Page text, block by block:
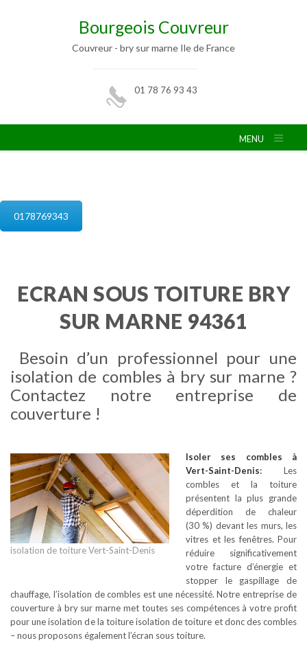
Bourgeois Couvreur
Couvreur - bry sur marne Ile de France
01 78 76 93 43
MENU
0178769343
ECRAN SOUS TOITURE BRY
SUR MARNE 94361
Besoin d’un professionnel pour une
isolation de combles à bry sur marne ?
Contactez notre entreprise de
couverture !
isolation de toiture Vert-Saint-Denis
Isoler ses combles à
Vert-Saint-Denis: Les
combles et la toiture
présentent la plus grande
déperdition de chaleur
(30 %) devant les murs, les
vitres et les fenêtres. Pour
réduire significativement
votre facture d’énergie et
stopper le gaspillage de
chauffage, l’isolation de combles est une nécessité. Notre entreprise de
couverture à bry sur marne met toutes ses compétences à votre profit
pour une isolation de la toiture isolation de toiture et donc des combles
– nous proposons également l’écran sous toiture.